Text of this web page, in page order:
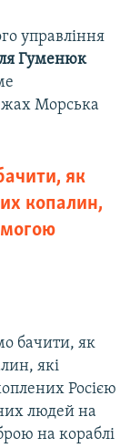
управління
Гуменюк
Морська
як
копалин,
бачити, як
які
Росією
людей на
на кораблі